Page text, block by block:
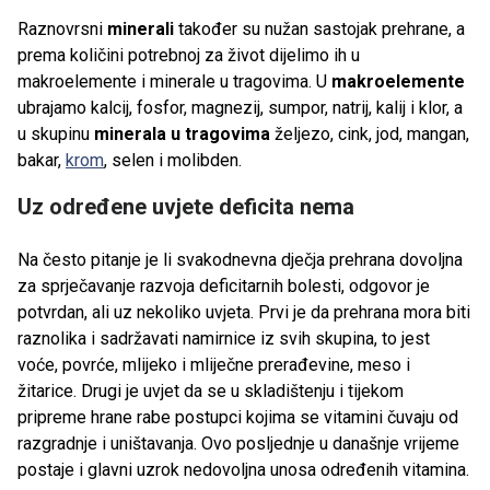
Raznovrsni minerali također su nužan sastojak prehrane, a
prema količini potrebnoj za život dijelimo ih u
makroelemente i minerale u tragovima. U makroelemente
ubrajamo kalcij, fosfor, magnezij, sumpor, natrij, kalij i klor, a
u skupinu minerala u tragovima željezo, cink, jod, mangan,
bakar, krom, selen i molibden.
Uz određene uvjete deficita nema
Na često pitanje je li svakodnevna dječja prehrana dovoljna
za sprječavanje razvoja deficitarnih bolesti, odgovor je
potvrdan, ali uz nekoliko uvjeta. Prvi je da prehrana mora biti
raznolika i sadržavati namirnice iz svih skupina, to jest
voće, povrće, mlijeko i mliječne prerađevine, meso i
žitarice. Drugi je uvjet da se u skladištenju i tijekom
pripreme hrane rabe postupci kojima se vitamini čuvaju od
razgradnje i uništavanja. Ovo posljednje u današnje vrijeme
postaje i glavni uzrok nedovoljna unosa određenih vitamina.